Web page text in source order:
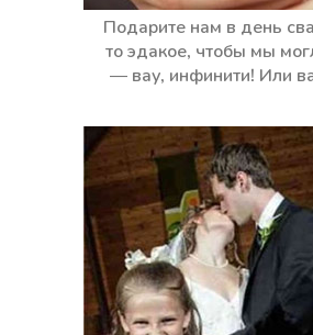
Подарите нам в день
то эдакое, чтобы мы
— вау, инфинити! Или